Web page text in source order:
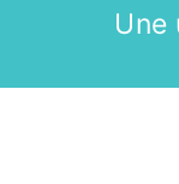
Une